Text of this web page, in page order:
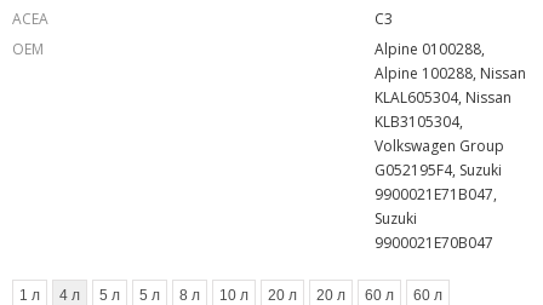
ACEA
C3
OEM
Alpine 0100288,
Alpine 100288, Nissan
KLAL605304, Nissan
KLB3105304,
Volkswagen Group
G052195F4, Suzuki
9900021E71B047,
Suzuki
9900021E70B047
1 л 4 л 5 л 5 л 8 л 10 л 20 л 20 л 60 л 60 л